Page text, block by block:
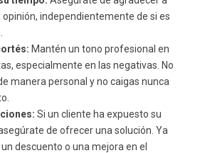
independientemente de si es
Mantén un tono profesional en
especialmente en las negativas. No
manera personal y no caigas nunca
Si un cliente ha expuesto su
de ofrecer una solución. Ya
descuento o una mejora en el